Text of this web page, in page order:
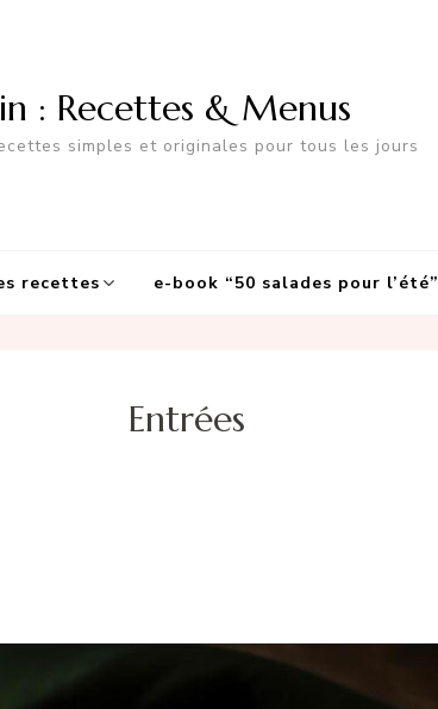
: Recettes & Menus
simples et originales pour tous les jours
recettes e-book “50 salades pour l’été”
Entrées